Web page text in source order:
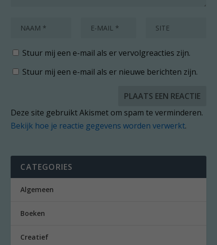
Stuur mij een e-mail als er vervolgreacties zijn.
Stuur mij een e-mail als er nieuwe berichten zijn.
Deze site gebruikt Akismet om spam te verminderen.
Bekijk hoe je reactie gegevens worden verwerkt.
CATEGORIES
Algemeen
Boeken
Creatief